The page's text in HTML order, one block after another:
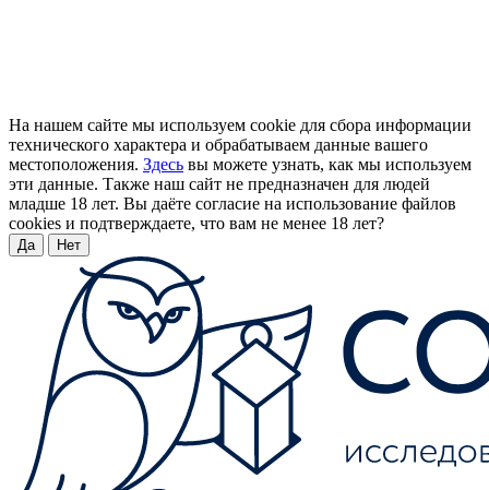
На нашем сайте мы используем cookie для сбора информации
технического характера и обрабатываем данные вашего
местоположения. Здесь вы можете узнать, как мы используем
эти данные. Также наш сайт не предназначен для людей
младше 18 лет. Вы даёте согласие на использование файлов
cookies и подтверждаете, что вам не менее 18 лет?
Да Нет